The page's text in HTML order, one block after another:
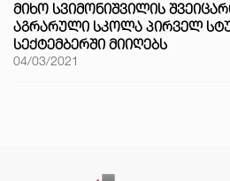
ᲛᲘᲮᲝ ᲡᲕᲘᲛᲝᲜᲘᲨᲕᲘᲚᲘᲡ
ᲐᲒᲠᲐᲠᲣᲚᲘ ᲡᲙᲝᲚᲐ ᲞᲘᲠᲕᲔᲚ
ᲡᲔᲥᲢᲔᲛᲑᲔᲠᲨᲘ ᲛᲘᲘᲦᲔᲑᲡ
04/03/2021